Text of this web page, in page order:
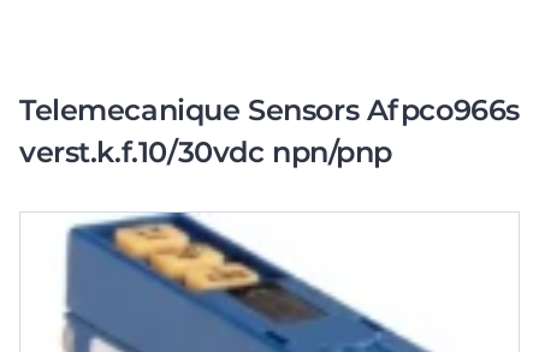
Telemecanique Sensors Afpco966s
verst.k.f.10/30vdc npn/pnp